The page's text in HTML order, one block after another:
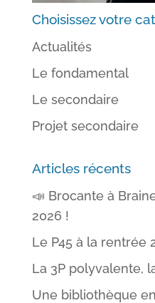
Choisissez votre
Actualités
Le fondamental
Le secondaire
Projet secondaire
Articles récents
📣 Brocante à
2026 !
Le P45 à la rentrée
La 3P polyvalente,
Une bibliothèque